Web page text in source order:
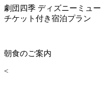
劇団四季 ディズニーミュ
チケット付き宿泊プラン
朝食のご案内
<